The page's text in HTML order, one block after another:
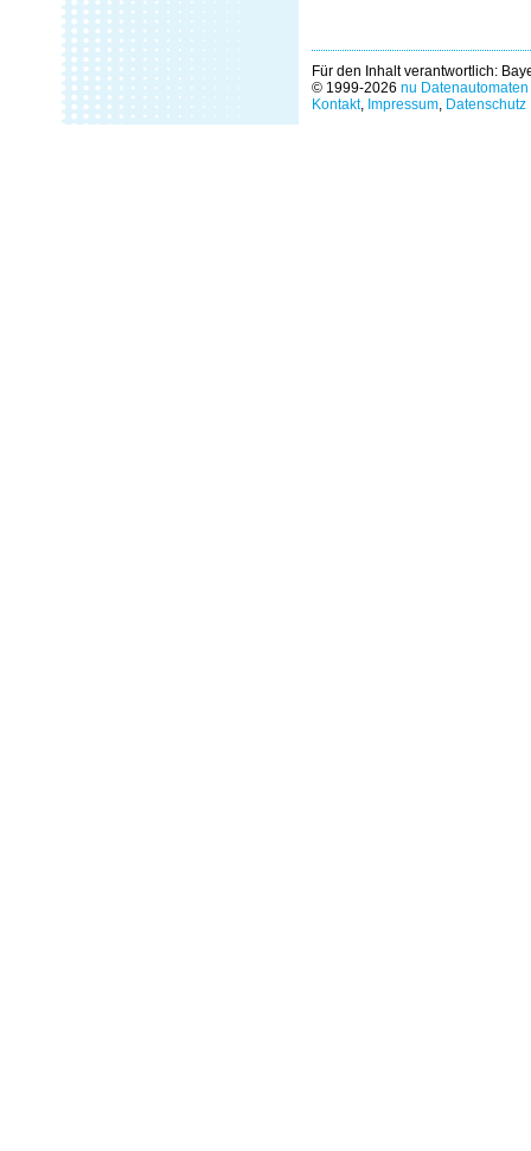
Für den Inhalt verantwortlich:
© 1999-2026 nu
Kontakt, Impressum, Datenschutz